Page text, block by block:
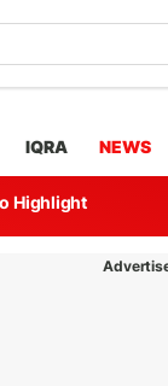
IQRA NEWS
Highlight